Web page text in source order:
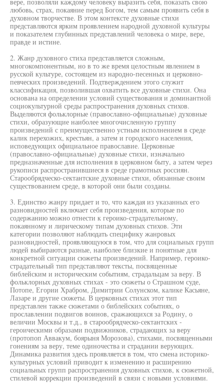
любовь, страх, покаяние перед Богом, тем самым проявить себя в
духовном творчестве. В этом контексте духовные стихи
представляются ярким проявлением народной духовной культуры
и показателем глубинных представлений человека о мире, вере,
правде и истине.
2. Жанр духовного стиха представляется сложным,
многокомпонентным, но в то же время целостным явлением в
русской культуре, состоящем из народно-песенных и церковно-
певческих произведений. Подтверждением этого служит
классификация, позволившая охватить все духовные стихи. Она
основана на определении условий существования и доминантной
социокультурной среды распространения духовных стихов.
Выделяются фольклорные (православно-официальные) духовные
стихи, образующие наиболее многочисленную группу
произведений с преимущественно устным исполнением в среде
калик перехожих, крестьян, а затем и городского населения,
исповедующих официальное православие. Церковные
(православно-официальные) духовные стихи, изначально
предназначенные для исполнения в церковном быту, а затем через
рукописи распространившиеся в среде грамотных россиян.
Старообрядческо-сектантские духовные стихи, обязанные своим
существованием среде, в которой они были созданы.
3. Единство жанру придает и то, что каждая из указанных его
разновидностей включает себя произведения, которые по
содержанию можно отнести к героико-страдательному,
покаянному и лирическому типам духовных стихов. Эти
категории позволяют наблюдать специфику жанровых
разновидностей, проявляющуюся в том, что для социальных групп
людей выбираются разные, наиболее близкие и понятные для
конкретной ситуации сюжеты произведений. Например, героико-
страдательный тип представляют тексты, посвященные
библейским и историческим событиям, страдальцам за веру. В
фольклорных духовных стихах - это сюжеты о Страшном суде,
Потопе, Егории Храбром, Димитрии Солунском, калике Касьяне,
Лазаре и другие сюжеты. В церковных стихах этот тип
представлен также сюжетами о библейских событиях, о
прославлении подвигов воинов, сражающихся за Родину, о
величии Москвы и т.д., в старообрядческо-сектантских -
героическими образами подвижников, страдающих за веру
(протопоп Аввакум, боярыня Морозова), стихами, посвященными
гонениям за веру, теме одиночества и страдании верующих.
Динамика развития здесь проявляется в том, что смена историко-
культурных условий приводит к изменению и расширению
социальных групп распространения духовных стихов, к сюжетной,
стилевой коррекции произведений в связи с новыми условиями.